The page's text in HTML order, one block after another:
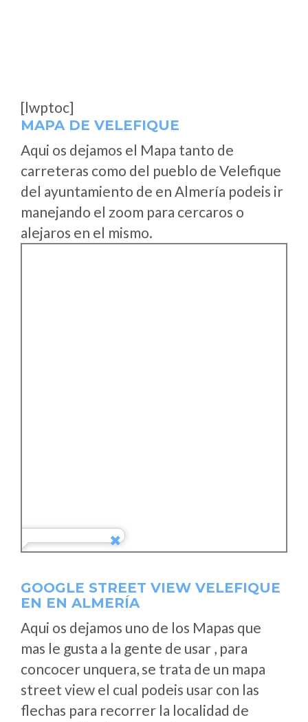
[lwptoc]
MAPA DE VELEFIQUE
Aqui os dejamos el Mapa tanto de
carreteras como del pueblo de Velefique
del ayuntamiento de en Almería podeis ir
manejando el zoom para cercaros o
alejaros en el mismo.
GOOGLE STREET VIEW VELEFIQUE
EN EN ALMERÍA
Aqui os dejamos uno de los Mapas que
mas le gusta a la gente de usar , para
concocer unquera, se trata de un mapa
street view el cual podeis usar con las
flechas para recorrer la localidad de